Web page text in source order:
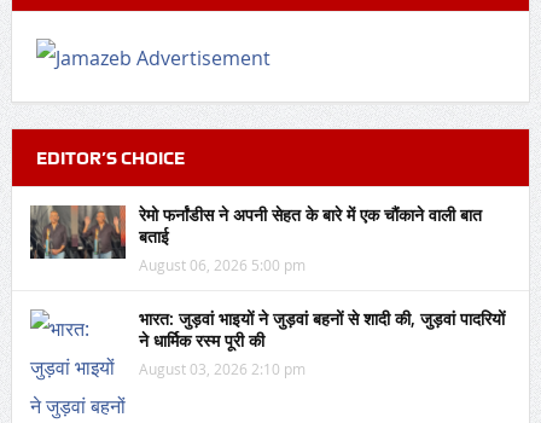
EDITOR’S CHOICE
रेमो फर्नांडीस ने अपनी सेहत के बारे में एक चौंकाने वाली बात
बताई
August 06, 2026 5:00 pm
भारत: जुड़वां भाइयों ने जुड़वां बहनों से शादी की, जुड़वां पादरियों
ने धार्मिक रस्म पूरी की
August 03, 2026 2:10 pm